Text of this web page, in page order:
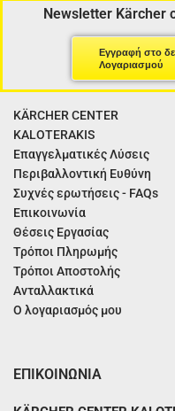
Newsletter Kärcher
Εγγραφή στο
Λογαριασμού
KÄRCHER CENTER
KALOTERAKIS
Επαγγελματικές Λύσεις
Περιβαλλοντική Ευθύνη
Συχνές ερωτήσεις - FAQs
Επικοινωνία
Θέσεις Εργασίας
Τρόποι Πληρωμής
Τρόποι Αποστολής
Ανταλλακτικά
Ο λογαριασμός μου
ΕΠΙΚΟΙΝΩΝΙΑ